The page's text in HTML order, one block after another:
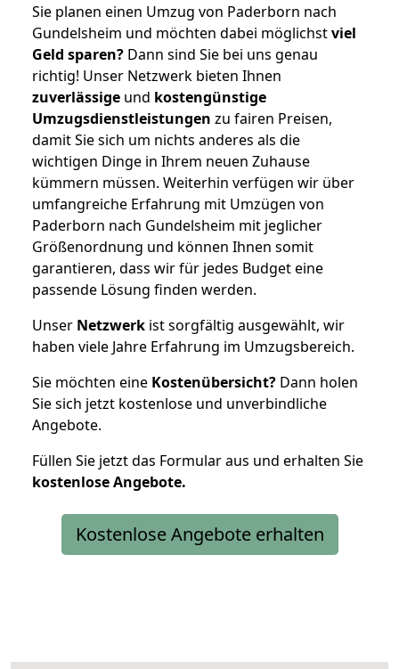
Sie planen einen Umzug von Paderborn nach
Gundelsheim und möchten dabei möglichstviel
Geld sparen? Dann sind Sie bei uns genau
richtig! Unser Netzwerk bieten Ihnen
zuverlässige und kostengünstige
Umzugsdienstleistungen zu fairen Preisen,
damit Sie sich um nichts anderes als die
wichtigen Dinge in Ihrem neuen Zuhause
kümmern müssen. Weiterhin verfügen wir über
umfangreiche Erfahrung mit Umzügen von
Paderborn nach Gundelsheim mit jeglicher
Größenordnung und können Ihnen somit
garantieren, dass wir für jedes Budget eine
passende Lösung finden werden.
Unser Netzwerk ist sorgfältig ausgewählt, wir
haben viele Jahre Erfahrung im Umzugsbereich.
Sie möchten eine Kostenübersicht? Dann holen
Sie sich jetzt kostenlose und unverbindliche
Angebote.
Füllen Sie jetzt das Formular aus und erhalten Sie
kostenloseAngebote.
Kostenlose Angebote erhalten